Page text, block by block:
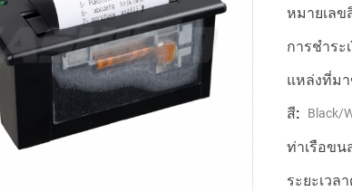
หมายเลข
การชำระ
แหล่งที่ม
สี: Black/
ท่าเรือขน
ระยะเวล